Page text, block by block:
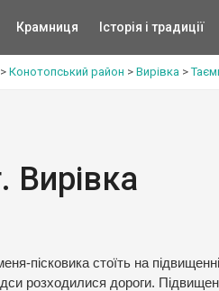
Крамниця Історія і традиції
> Конотопський район > Вирівка >
Вирівка
пісковика стоїть на
розходилися дороги.